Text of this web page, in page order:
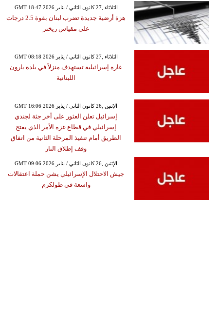
GMT 18:47 2026 الثلاثاء ,27 كانون الثاني / يناير
هزة أرضية جديدة تضرب لبنان بقوة 2.5 درجات
على مقياس ريختر
GMT 08:18 2026 الثلاثاء ,27 كانون الثاني / يناير
غارة إسرائيلية تستهدف منزلاً في بلدة يارون
اللبنانية
GMT 16:06 2026 الإثنين ,26 كانون الثاني / يناير
إسرائيل تعلن العثور على أخر جثة لجندي
إسرائيلي في قطاع غزة الأمر الذي يفتح
الطريق أمام تنفيذ المرحلة الثانية من اتفاق
وقف إطلاق النار
GMT 09:06 2026 الإثنين ,26 كانون الثاني / يناير
جيش الاحتلال الإسرائيلي يشن حملة اعتقالات
واسعة في طولكرم